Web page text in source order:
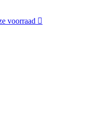
voorraad